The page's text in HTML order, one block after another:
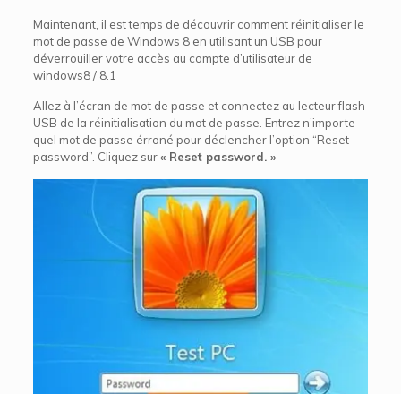
Maintenant, il est temps de découvrir comment réinitialiser le
mot de passe de Windows 8 en utilisant un USB pour
déverrouiller votre accès au compte d’utilisateur de
windows8 / 8.1
Allez à l’écran de mot de passe et connectez au lecteur flash
USB de la réinitialisation du mot de passe. Entrez n’importe
quel mot de passe érroné pour déclencher l’option “Reset
password”. Cliquez sur« Reset password. »